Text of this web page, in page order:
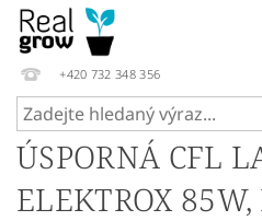
+420 732 348 356
ÚSPORNÁ CFL
ELEKTROX